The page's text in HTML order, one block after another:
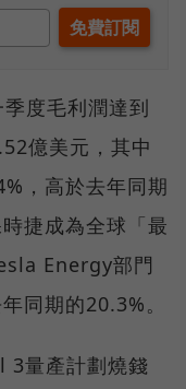
度毛利潤達到
億美元，其中
，高於去年同期
捷成為全球「最
Energy部門
同期的20.3%。
3量產計劃燒錢